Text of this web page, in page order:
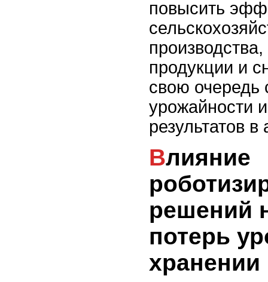
повысить
продукции и
свою очередь
урожайности
результатов
Влияние
решений
потерь
хранении